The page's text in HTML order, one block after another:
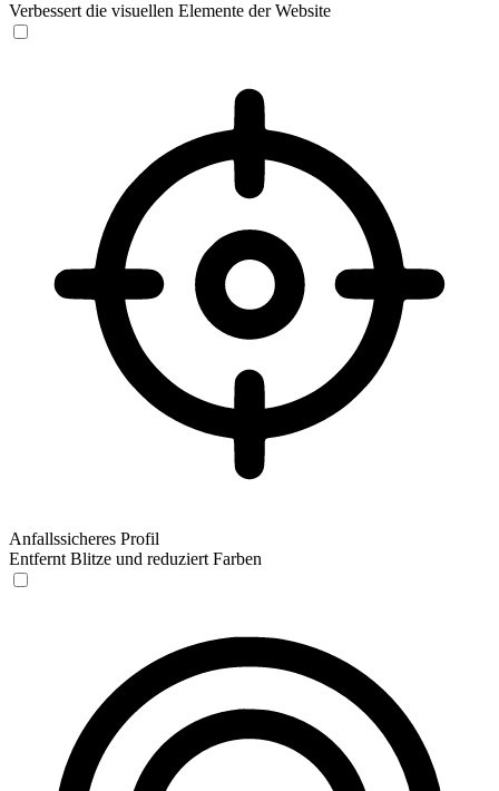
Verbessert die visuellen Elemente der Website
Anfallssicheres Profil
Entfernt Blitze und reduziert Farben